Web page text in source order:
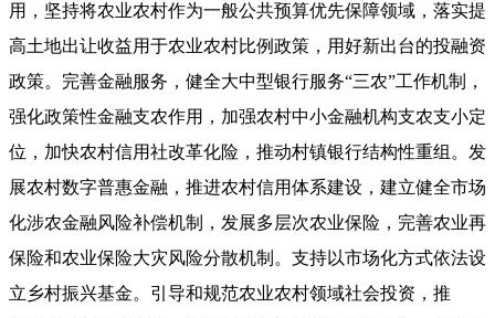
用，坚持将农业农村作为一般公共预算优先保障领域，落实提
高土地出让收益用于农业农村比例政策，用好新出台的投融资
政策。完善金融服务，健全大中型银行服务“三农”工作机制，
强化政策性金融支农作用，加强农村中小金融机构支农支小定
位，加快农村信用社改革化险，推动村镇银行结构性重组。发
展农村数字普惠金融，推进农村信用体系建设，建立健全市场
化涉农金融风险补偿机制，发展多层次农业保险，完善农业再
保险和农业保险大灾风险分散机制。支持以市场化方式依法设
立乡村振兴基金。引导和规范农业农村领域社会投资，推